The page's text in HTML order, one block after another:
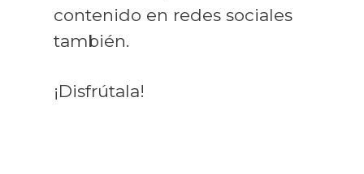
contenido en redes sociales
también.
¡Disfrútala!